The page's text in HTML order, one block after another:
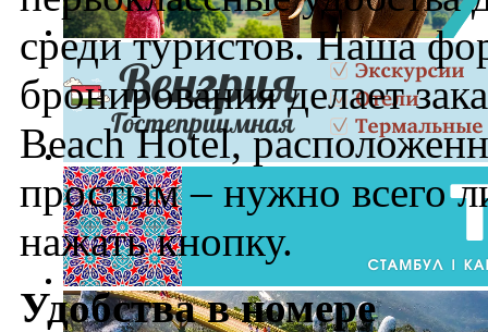
среди туристов. Наша
бронирования делает
Beach Hotel,
простым – нужно всего
нажать кнопку.
Удобства в номере